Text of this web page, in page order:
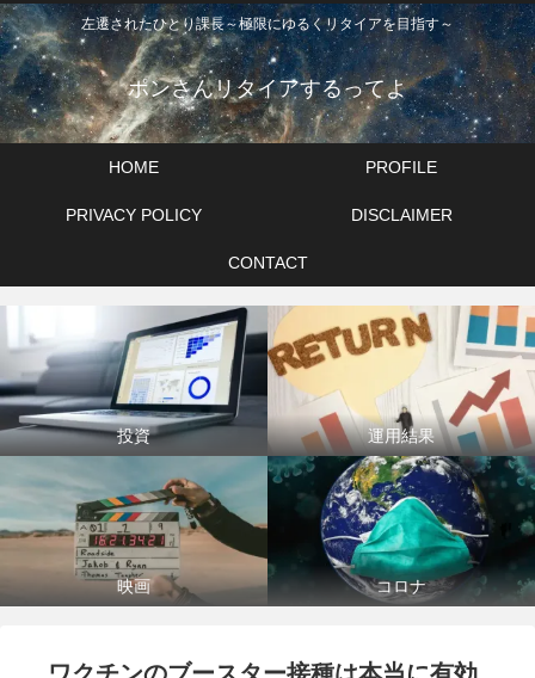
左遷されたひとり課長～極限にゆるくリタイアを目指す～
ポンさんリタイアするってよ
HOME PROFILE
PRIVACY POLICY DISCLAIMER
CONTACT
投資 運用結果
映画 コロナ